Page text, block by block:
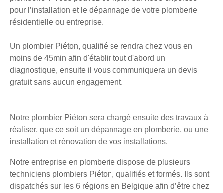
pour l’installation et le dépannage de votre plomberie
résidentielle ou entreprise.
Un plombier Piéton, qualifié se rendra chez vous en
moins de 45min afin d'établir tout d'abord un
diagnostique, ensuite il vous communiquera un devis
gratuit sans aucun engagement.
Notre plombier Piéton sera chargé ensuite des travaux à
réaliser, que ce soit un dépannage en plomberie, ou une
installation et rénovation de vos installations.
Notre entreprise en plomberie dispose de plusieurs
techniciens plombiers Piéton, qualifiés et formés. Ils sont
dispatchés sur les 6 régions en Belgique afin d’être chez